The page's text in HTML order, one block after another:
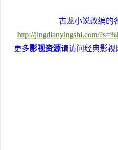
古龙小说改编的
http://jingdianyingshi.com/
更多影视资源请访问经典影视